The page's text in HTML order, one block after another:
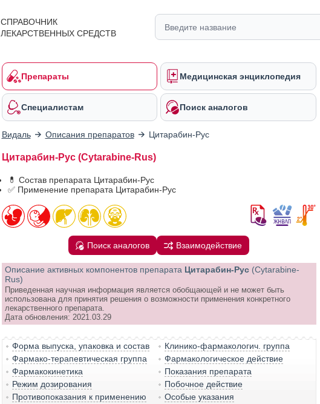
СПРАВОЧНИК
ЛЕКАРСТВЕННЫХ СРЕДСТВ
Препараты Медицинская энциклопедия
Специалистам Поиск аналогов
Видаль Описания препаратов Цитарабин-Рус
Цитарабин-Рус (Cytarabine-Rus)
💊 Состав препарата Цитарабин-Рус
✅ Применение препарата Цитарабин-Рус
Поиск аналогов Взаимодействие
Описание активных компонентов препарата Цитарабин-Рус (Cytarabine-
Rus)
Приведенная научная информация является обобщающей и не может быть
использована для принятия решения о возможности применения конкретного
лекарственного препарата.
Дата обновления: 2021.03.29
Форма выпуска, упаковка и состав
Клинико-фармакологич. группа
Фармако-терапевтическая группа
Фармакологическое действие
Фармакокинетика
Показания препарата
Режим дозирования
Побочное действие
Противопоказания к применению
Особые указания